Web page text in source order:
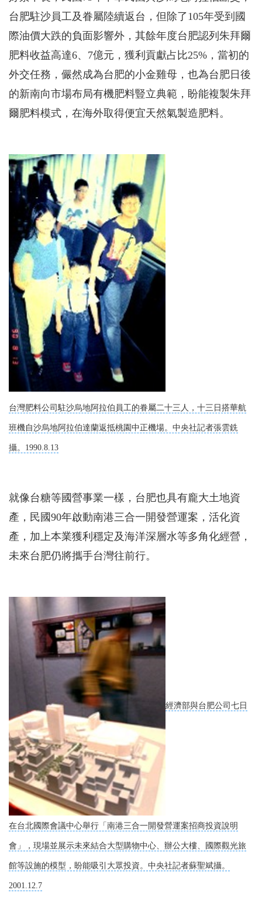
台肥駐沙員工及眷屬陸續返台，但除了105年受到國
際油價大跌的負面影響外，其餘年度台肥認列朱拜爾
肥料收益高達6、7億元，獲利貢獻占比25%，當初的
外交任務，儼然成為台肥的小金雞母，也為台肥日後
的新南向市場布局有機肥料豎立典範，盼能複製朱拜
爾肥料模式，在海外取得便宜天然氣製造肥料。
台灣肥料公司駐沙烏地阿拉伯員工的眷屬二十三人，十三日搭華航
班機自沙烏地阿拉伯達蘭返抵桃園中正機場。中央社記者張雲銑
攝。1990.8.13
就像台糖等國營事業一樣，台肥也具有龐大土地資
產，民國90年啟動南港三合一開發營運案，活化資
產，加上本業獲利穩定及海洋深層水等多角化經營，
未來台肥仍將攜手台灣往前行。
經濟部與台肥公司七日
在台北國際會議中心舉行「南港三合一開發營運案招商投資說明
會」，現場並展示未來結合大型購物中心、辦公大樓、國際觀光旅
館等設施的模型，盼能吸引大眾投資。中央社記者蘇聖斌攝。
2001.12.7